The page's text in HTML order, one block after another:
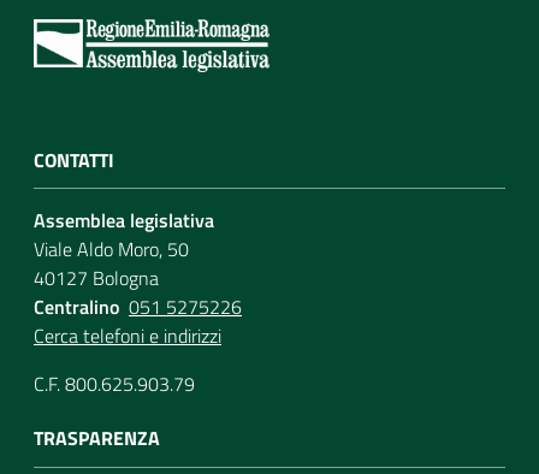
CONTATTI
Assemblea legislativa
Viale Aldo Moro, 50
40127 Bologna
Centralino 051 5275226
Cerca telefoni e indirizzi
C.F. 800.625.903.79
TRASPARENZA